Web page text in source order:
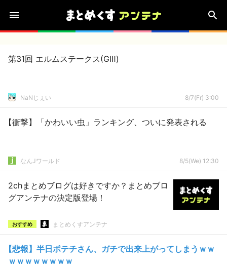
第31回 エルムステークス(GⅢ)
NaNじぇい 8/7(Fr) 3:00
【衝撃】「かわいい虫」ランキング、ついに発表される
なんJワールド 8/5(We) 12:30
2chまとめブログは好きですか？まとめブロ
グアンテナの決定版登場！
おすすめ まとめくすアンテナ
【悲報】半日ポテチさん、ガチで出来上がってしまうｗｗ
ｗｗｗｗｗｗｗｗ